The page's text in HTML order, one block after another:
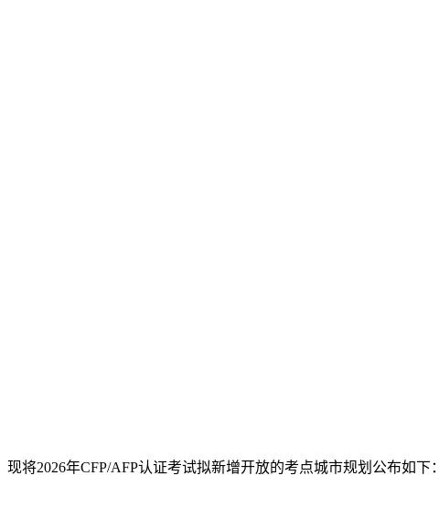
将2026年CFP/AFP认证考试拟新增开放的考点城市规划公布如下：